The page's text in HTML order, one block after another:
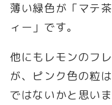
薄い緑色が「マテ
ィー」です。
他にもレモンのフ
が、ピンク色の粒
ではないかと思いま